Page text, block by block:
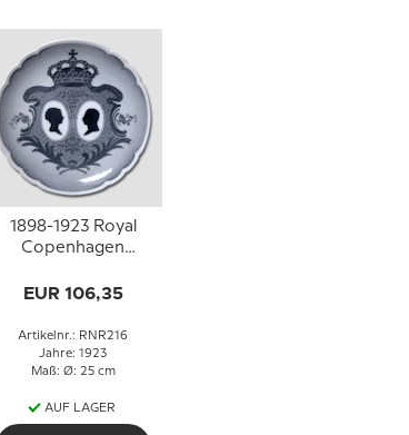
1898-1923 Royal
Copenhagen
Silberhochzeit bon
Königin Alexandrine
EUR 106,35
Artikelnr.: RNR216
Jahre: 1923
Maß: Ø: 25 cm
AUF LAGER